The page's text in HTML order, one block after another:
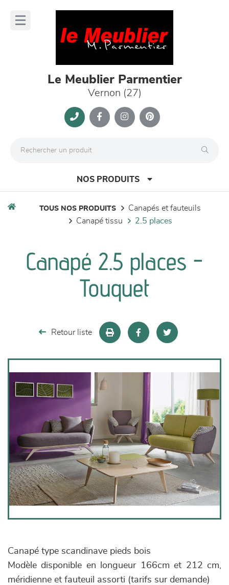
Le Meublier Parmentier
Vernon (27)
NOS PRODUITS
séjours
meubles de complément
décoration
TOUS NOS PRODUITS
canapés et fauteuils
canapé tissu
2.5 places
Canapé 2.5 places -
Touquet
Retour liste
Canapé type scandinave pieds bois
Modèle disponible en longueur 166cm et 212 cm,
méridienne et fauteuil assorti (tarifs sur demande)